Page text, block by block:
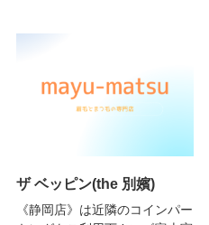
ザ ベッピン(the 別嬪)
《静岡店》は近隣のコインパー